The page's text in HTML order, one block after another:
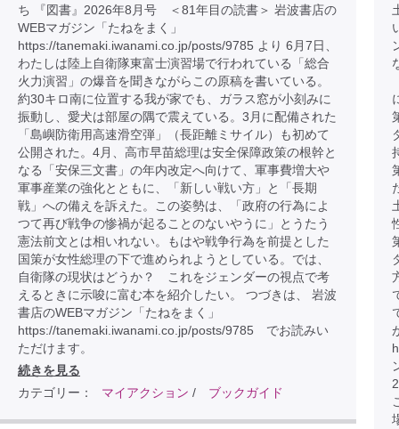
ち 『図書』2026年8月号 ＜81年目の読書＞ 岩波書店の
WEBマガジン「たねをまく」
https://tanemaki.iwanami.co.jp/posts/9785 より 6月7日、
わたしは陸上自衛隊東富士演習場で行われている「総合
火力演習」の爆音を聞きながらこの原稿を書いている。
約30キロ南に位置する我が家でも、ガラス窓が小刻みに
振動し、愛犬は部屋の隅で震えている。3月に配備された
「島嶼防衛用高速滑空弾」（長距離ミサイル）も初めて
公開された。4月、高市早苗総理は安全保障政策の根幹と
なる「安保三文書」の年内改定へ向けて、軍事費増大や
軍事産業の強化とともに、「新しい戦い方」と「長期
戦」への備えを訴えた。この姿勢は、「政府の行為によ
つて再び戦争の惨禍が起ることのないやうに」とうたう
憲法前文とは相いれない。もはや戦争行為を前提とした
国策が女性総理の下で進められようとしている。では、
自衛隊の現状はどうか？ これをジェンダーの視点で考
えるときに示唆に富む本を紹介したい。 つづきは、 岩波
書店のWEBマガジン「たねをまく」
https://tanemaki.iwanami.co.jp/posts/9785 でお読みい
ただけます。
続きを見る
カテゴリー：
マイアクション / ブックガイド